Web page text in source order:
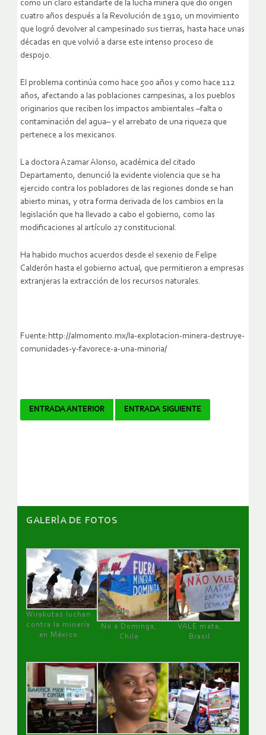
como un claro estandarte de la lucha minera que dio origen
cuatro años después a la Revolución de 1910, un movimiento
que logró devolver al campesinado sus tierras, hasta hace unas
décadas en que volvió a darse este intenso proceso de
despojo.
El problema continúa como hace 500 años y como hace 112
años, afectando a las poblaciones campesinas, a los pueblos
originarios que reciben los impactos ambientales –falta o
contaminación del agua– y el arrebato de una riqueza que
pertenece a los mexicanos.
La doctora Azamar Alonso, académica del citado
Departamento, denunció la evidente violencia que se ha
ejercido contra los pobladores de las regiones donde se han
abierto minas, y otra forma derivada de los cambios en la
legislación que ha llevado a cabo el gobierno, como las
modificaciones al artículo 27 constitucional.
Ha habido muchos acuerdos desde el sexenio de Felipe
Calderón hasta el gobierno actual, que permitieron a empresas
extranjeras la extracción de los recursos naturales.
Fuente:http://almomento.mx/la-explotacion-minera-destruye-
comunidades-y-favorece-a-una-minoria/
Navegador
ENTRADA ANTERIOR ENTRADA SIGUIENTE
GALERÌA DE FOTOS
Wirakutas luchan
contra la minería
en México
No a Dominga,
Chile
VALE mata,
Brasil